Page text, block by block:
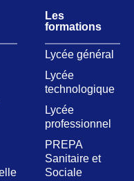
Les
formations
Lycée général
Lycée
technologique
Lycée
professionnel
PREPA
Sanitaire et
Sociale